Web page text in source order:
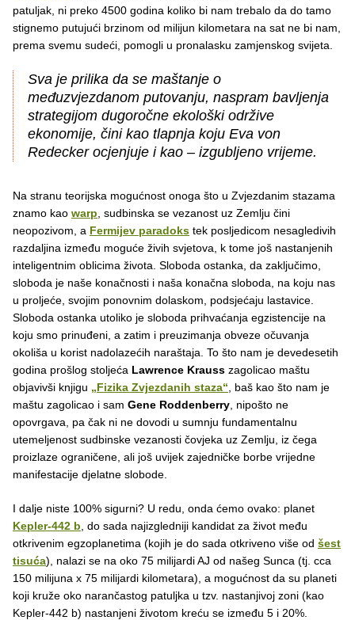
patuljak, ni preko 4500 godina koliko bi nam trebalo da do tamo
stignemo putujući brzinom od milijun kilometara na sat ne bi nam,
prema svemu sudeći, pomogli u pronalasku zamjenskog svijeta.
Sva je prilika da se maštanje o
međuzvjezdanom putovanju, naspram bavljenja
strategijom dugoročne ekološki održive
ekonomije, čini kao tlapnja koju Eva von
Redecker ocjenjuje i kao – izgubljeno vrijeme.
Na stranu teorijska mogućnost onoga što u Zvjezdanim stazama
znamo kao warp , sudbinska se vezanost uz Zemlju čini
neopozivom, a Fermijev paradoks tek posljedicom nesagledivih
razdaljina između moguće živih svjetova, k tome još nastanjenih
inteligentnim oblicima života. Sloboda ostanka, da zaključimo,
sloboda je naše konačnosti i naša konačna sloboda, na koju nas
u proljeće, svojim ponovnim dolaskom, podsjećaju lastavice.
Sloboda ostanka utoliko je sloboda prihvaćanja egzistencije na
koju smo prinuđeni, a zatim i preuzimanja obveze očuvanja
okoliša u korist nadolazećih naraštaja. To što nam je devedesetih
godina prošlog stoljeća Lawrence Krauss zagolicao maštu
objavivši knjigu „Fizika Zvjezdanih staza“ , baš kao što nam je
maštu zagolicao i sam Gene Roddenberry , nipošto ne
opovrgava, pa čak ni ne dovodi u sumnju fundamentalnu
utemeljenost sudbinske vezanosti čovjeka uz Zemlju, iz čega
proizlaze ograničene, ali još uvijek zajedničke borbe vrijedne
manifestacije djelatne slobode.
I dalje niste 100% sigurni? U redu, onda ćemo ovako: planet
Kepler-442 b , do sada najizgledniji kandidat za život među
otkrivenim egzoplanetima (kojih je do sada otkriveno više od šest
tisuća), nalazi se na oko 75 milijardi AJ od našeg Sunca (tj. cca
150 milijuna x 75 milijardi kilometara), a mogućnost da su planeti
koji kruže oko narančastog patuljka u tzv. nastanjivoj zoni (kao
Kepler-442 b) nastanjeni životom kreću se između 5 i 20%.